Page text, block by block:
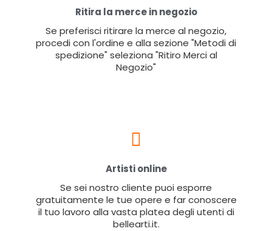
Ritira la merce in negozio
Se preferisci ritirare la merce al negozio,
procedi con l'ordine e alla sezione "Metodi di
spedizione" seleziona "Ritiro Merci al
Negozio"
Artisti online
Se sei nostro cliente puoi esporre
gratuitamente le tue opere e far conoscere
il tuo lavoro alla vasta platea degli utenti di
bellearti.it.